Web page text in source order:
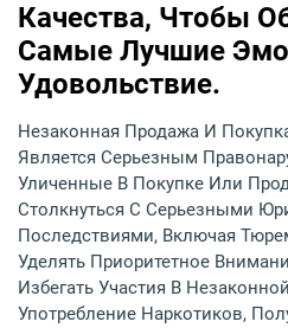
Качества, Чтобы
Самые Лучшие
Удовольствие.
Незаконная Продажа И
Является Серьезным
Уличенные В Покупке Или
Столкнуться С Серьезными
Последствиями, Включая
Уделять Приоритетное
Избегать Участия В
Употребление Наркотиков,